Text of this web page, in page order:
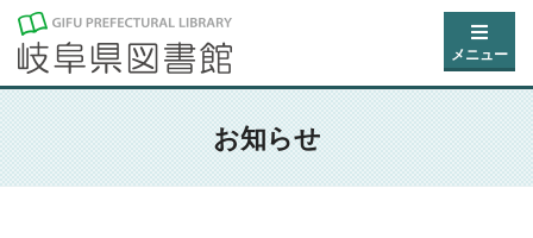
メニュー
お知らせ